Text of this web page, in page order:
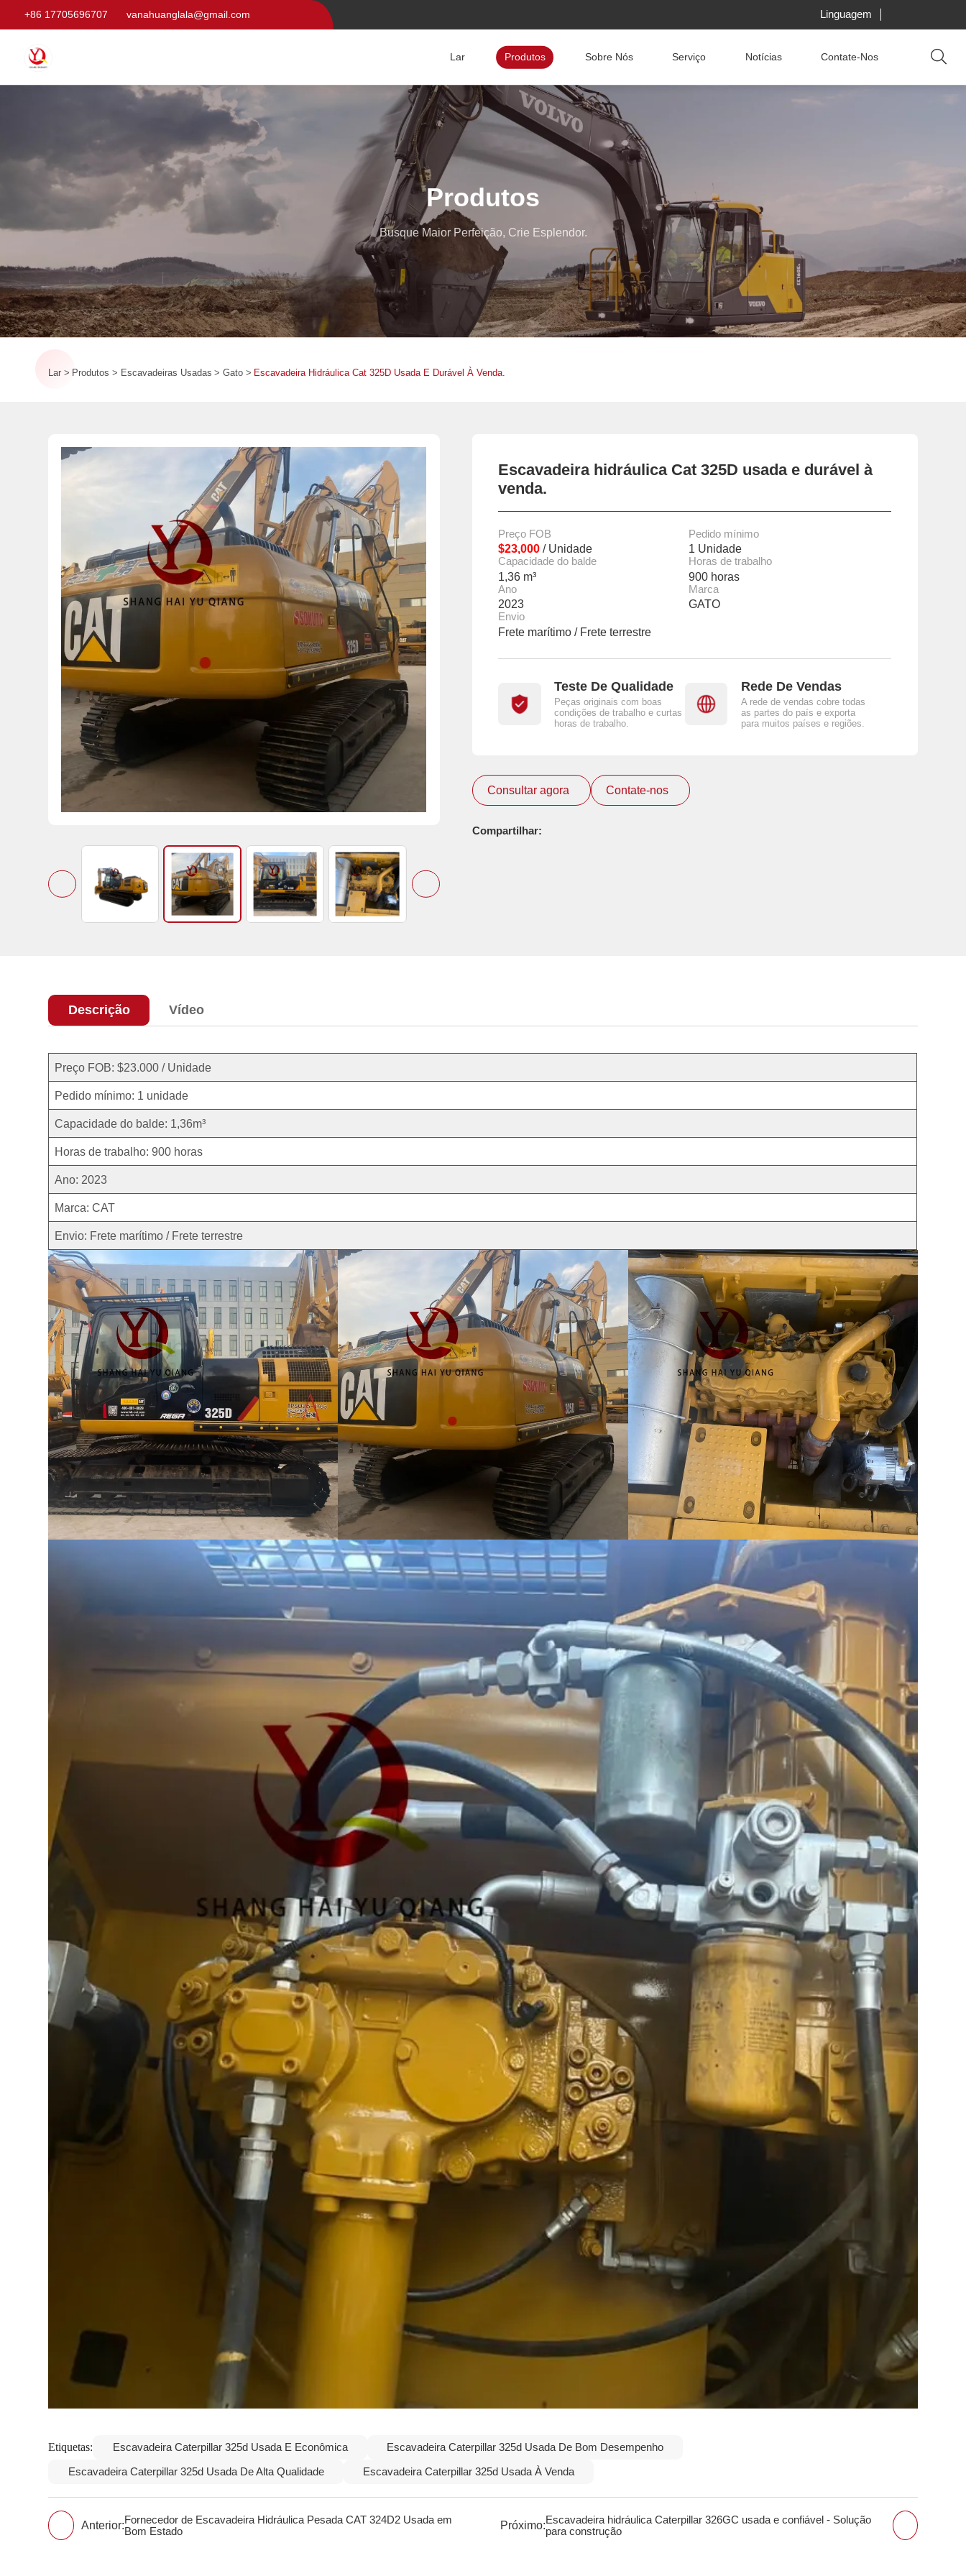
+86 17705696707 vanahuanglala@gmail.com Linguagem
Lar Produtos Sobre Nós Serviço Notícias Contate-Nos
Produtos
Busque Maior Perfeição, Crie Esplendor.
Lar Produtos Escavadeiras Usadas Gato Escavadeira Hidráulica Cat 325D Usada E Durável À Venda.
Escavadeira hidráulica Cat 325D usada e durável à
venda.
Preço FOB
$23,000 / Unidade
Pedido mínimo
1 Unidade
Capacidade do balde
1,36 m³
Horas de trabalho
900 horas
Ano
2023
Marca
GATO
Envio
Frete marítimo / Frete terrestre
Teste De Qualidade
Peças originais com boas
condições de trabalho e curtas
horas de trabalho.
Rede De Vendas
A rede de vendas cobre todas
as partes do país e exporta
para muitos países e regiões.
Consultar agora Contate-nos
Compartilhar:
Descrição Vídeo
Preço FOB: $23.000 / Unidade
Pedido mínimo: 1 unidade
Capacidade do balde: 1,36m³
Horas de trabalho: 900 horas
Ano: 2023
Marca: CAT
Envio: Frete marítimo / Frete terrestre
Etiquetas: Escavadeira Caterpillar 325d Usada E Econômica Escavadeira Caterpillar 325d Usada De Bom Desempenho
Escavadeira Caterpillar 325d Usada De Alta Qualidade Escavadeira Caterpillar 325d Usada À Venda
Anterior:Fornecedor de Escavadeira Hidráulica Pesada CAT 324D2 Usada em
Bom Estado
Próximo:Escavadeira hidráulica Caterpillar 326GC usada e confiável - Solução
para construção